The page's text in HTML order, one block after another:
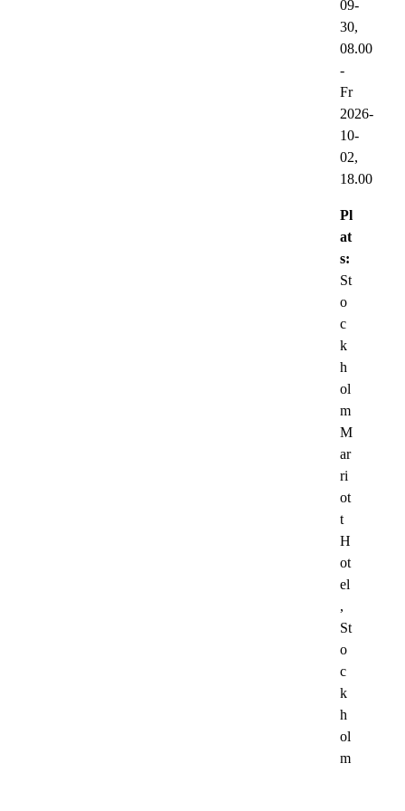
09-
30,
08.00
-
Fr
2026-
10-
02,
18.00
Pl
at
s:
St
o
c
k
h
ol
m
M
ar
ri
ot
t
H
ot
el
,
St
o
c
k
h
ol
m